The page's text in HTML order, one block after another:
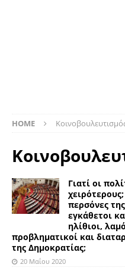
HOME
Γιατί οι
περσόνες
εγκάθετοι
ηλίθιοι,
προβληματικοί και
της Δημοκρατίας;
20 Μαΐου 2020